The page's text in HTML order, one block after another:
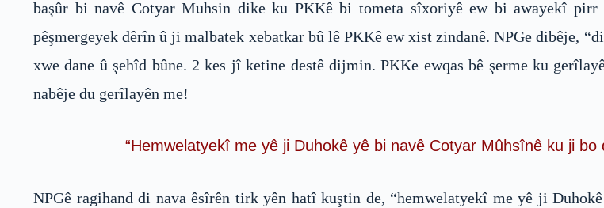
başûr bi navê Cotyar Muhsin dike ku PKKê bi tometa sîxoriyê ew bi awayekî
pêşmergeyek dêrîn û ji malbatek xebatkar bû lê PKKê ew xist zindanê. NPGe dibêje,
xwe dane û şehîd bûne. 2 kes jî ketine destê dijmin. PKKe ewqas bê şerme ku
nabêje du gerîlayên me!
“Hemwelatyekî me yê ji Duhokê yê bi navê Cotyar Mûhsînê ku ji
NPGê ragihand di nava êsîrên tirk yên hatî kuştin de, “hemwelatyekî me yê ji